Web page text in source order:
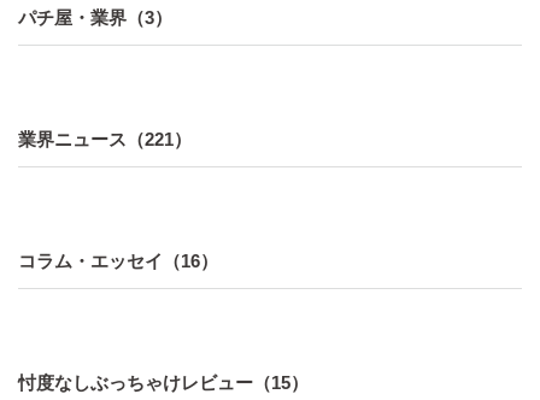
パチ屋・業界（3）
業界ニュース（221）
コラム・エッセイ（16）
忖度なしぶっちゃけレビュー（15）